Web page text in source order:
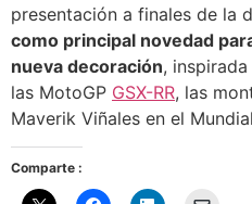
presentación a finales de la
como principal novedad
nueva decoración,
las MotoGP GSX-RR, las
Maverik Viñales en el
Comparte :